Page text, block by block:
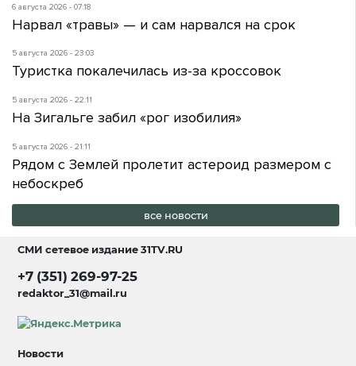
6 августа 2026 - 07:18
Нарвал «травы» — и сам нарвался на срок
5 августа 2026 - 23:03
Туристка покалечилась из-за кроссовок
5 августа 2026 - 22:11
На Зигальге забил «рог изобилия»
5 августа 2026 - 21:11
Рядом с Землей пролетит астероид размером с
небоскреб
все новости
СМИ сетевое издание31TV.RU
+7 (351) 269-97-25
redaktor_31@mail.ru
Новости